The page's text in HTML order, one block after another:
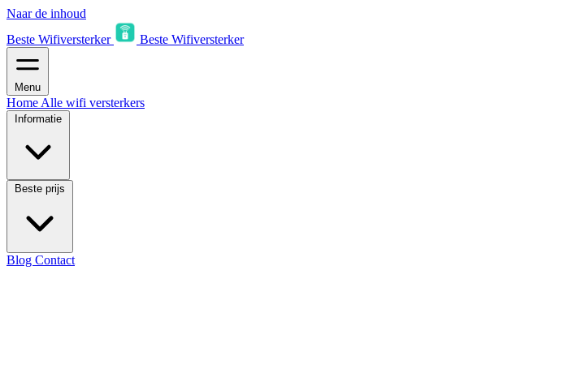
Naar de inhoud
Beste Wifiversterker
Beste Wifiversterker
Menu
Home Alle wifi versterkers
Informatie
Beste prijs
Blog Contact